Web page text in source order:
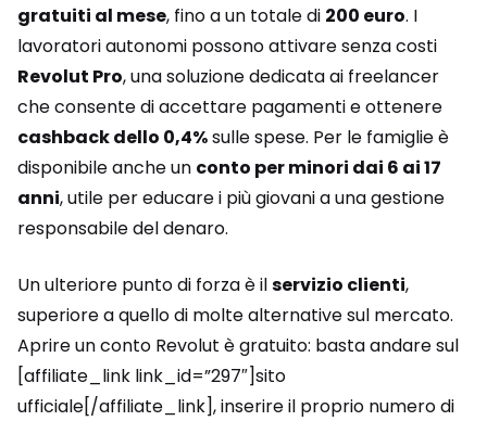
gratuiti al mese, fino a un totale di 200 euro. I
lavoratori autonomi possono attivare senza costi
Revolut Pro, una soluzione dedicata ai freelancer
che consente di accettare pagamenti e ottenere
cashback dello 0,4%sulle spese. Per le famiglie è
disponibile anche un conto per minori dai 6 ai 17
anni, utile per educare i più giovani a una gestione
responsabile del denaro.
Un ulteriore punto di forza è ilservizio clienti,
superiore a quello di molte alternative sul mercato.
Aprire un conto Revolut è gratuito: basta andare sul
[affiliate_link link_id=”297″]sito
ufficiale[/affiliate_link], inserire il proprio numero di